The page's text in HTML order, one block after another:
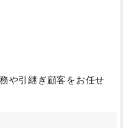
や引継ぎ顧客をお任せ